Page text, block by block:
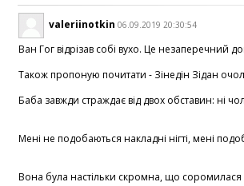
valeriinotkin 06.09.2019 20:30:54
Ван Гог відрізав собі вухо. Це незаперечний
Також пропоную почитати - Зінедін Зідан
Баба завжди страждає від двох обставин: ні
Мені не подобаються накладні нігті, мені
Вона була настільки скромна, що соромилася